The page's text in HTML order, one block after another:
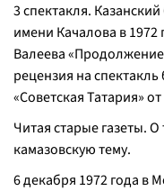
3 спектакля.
имени Качалова в 1972
Валеева
рецензия на
«Советская Татария»
Читая старые газеты.
камазовскую тему.
6 декабря 1972 года в